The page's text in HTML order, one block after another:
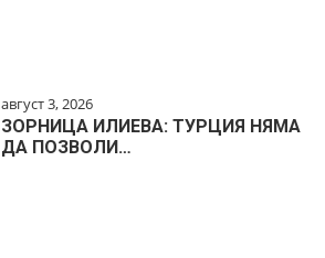
август 3, 2026
ЗОРНИЦА ИЛИЕВА: ТУРЦИЯ НЯМА
ДА ПОЗВОЛИ…